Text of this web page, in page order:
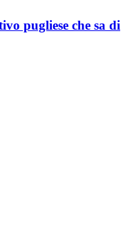
pugliese che sa di